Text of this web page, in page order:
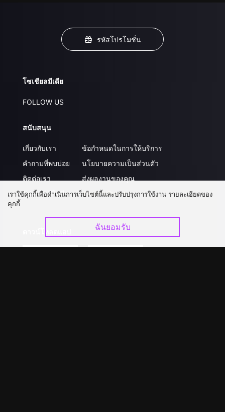
รหัสโปรโมชั่น
โซเชียลมีเดีย
FOLLOW US
สนับสนุน
เกี่ยวกับเรา
คำถามที่พบบ่อย
ติดต่อเรา
อัปเกรด วีไอพี
ข้อกำหนดในการให้บริการ
นโยบายความเป็นส่วนตัว
ส่งผลงานของคุณ
ร่วมงานกับเรา
เราใช้คุกกี้เพื่อดำเนินการเว็บไซต์นี้และปรับปรุงการใช้งาน รายละเอียดของ
คุกกี้
ฉันยอมรับ